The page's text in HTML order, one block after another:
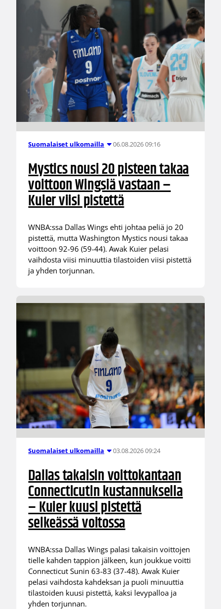
Suomalaiset ulkomailla 06.08.2026 09:16
Mystics nousi 20 pisteen takaa
voittoon Wingsiä vastaan –
Kuier viisi pistettä
WNBA:ssa Dallas Wings ehti johtaa peliä jo 20
pistettä, mutta Washington Mystics nousi takaa
voittoon 92-96 (59-44). Awak Kuier pelasi
vaihdosta viisi minuuttia tilastoiden viisi pistettä
ja yhden torjunnan.
Suomalaiset ulkomailla 03.08.2026 09:24
Dallas takaisin voittokantaan
Connecticutin kustannuksella
– Kuier kuusi pistettä
selkeässä voitossa
WNBA:ssa Dallas Wings palasi takaisin voittojen
tielle kahden tappion jälkeen, kun joukkue voitti
Connecticut Sunin 63-83 (37-48). Awak Kuier
pelasi vaihdosta kahdeksan ja puoli minuuttia
tilastoiden kuusi pistettä, kaksi levypalloa ja
yhden torjunnan.